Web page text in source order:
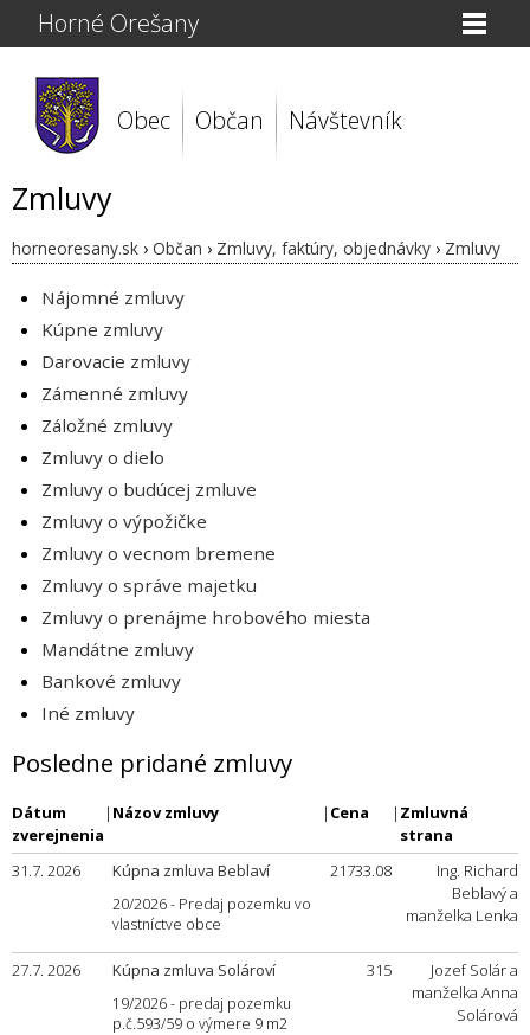
Horné Orešany
Obec Občan Návštevník
Zmluvy
horneoresany.sk › Občan › Zmluvy, faktúry, objednávky › Zmluvy
Nájomné zmluvy
Kúpne zmluvy
Darovacie zmluvy
Zámenné zmluvy
Záložné zmluvy
Zmluvy o dielo
Zmluvy o budúcej zmluve
Zmluvy o výpožičke
Zmluvy o vecnom bremene
Zmluvy o správe majetku
Zmluvy o prenájme hrobového miesta
Mandátne zmluvy
Bankové zmluvy
Iné zmluvy
Posledne pridané zmluvy
Dátum
zverejnenia
| Názov zmluvy | Cena | Zmluvná
strana
31.7. 2026
Kúpna zmluva Beblaví
20/2026 - Predaj pozemku vo
vlastníctve obce
21733.08
Ing. Richard
Beblavý a
manželka Lenka
27.7. 2026 Kúpna zmluva Solároví
19/2026 - predaj pozemku
p.č.593/59 o výmere 9 m2
315
Jozef Solár a
manželka Anna
Solárová